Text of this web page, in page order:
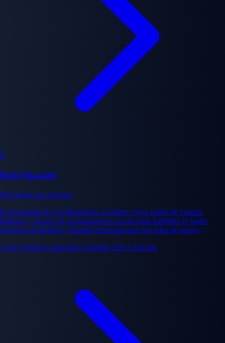
K
Keiji Akaashi
Personajes secundarios
El levantador de la Fukurodani Academy cuya visión de cancha
brillante y técnica de levantamiento excepcional habilitan el poder
ofensivo de Bokuto. Akaashi demuestra que los roles de apoyo
posiciones ofensivas.
Active Primera aparición: Capítulo 220 1 relación